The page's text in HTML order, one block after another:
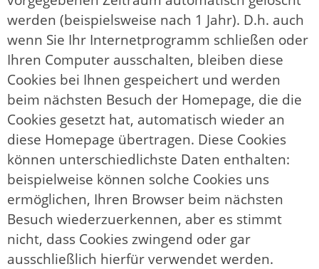
werden (beispielsweise nach 1 Jahr). D.h. auch
wenn Sie Ihr Internetprogramm schließen oder
Ihren Computer ausschalten, bleiben diese
Cookies bei Ihnen gespeichert und werden
beim nächsten Besuch der Homepage, die die
Cookies gesetzt hat, automatisch wieder an
diese Homepage übertragen. Diese Cookies
können unterschiedlichste Daten enthalten:
beispielweise können solche Cookies uns
ermöglichen, Ihren Browser beim nächsten
Besuch wiederzuerkennen, aber es stimmt
nicht, dass Cookies zwingend oder gar
ausschließlich hierfür verwendet werden.